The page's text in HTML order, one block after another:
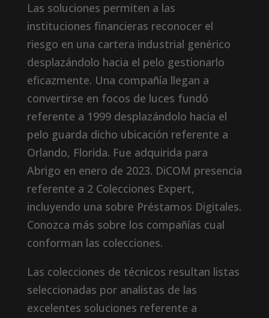
Las soluciones permiten a las
instituciones financieras reconocer el
riesgo en una cartera industrial genérico
desplazándolo hacia el pelo gestionarlo
eficazmente. Una compañía llegan a
convertirse en focos de luces fundó
referente a 1999 desplazándolo hacia el
pelo guarda dicho ubicación referente a
Orlando, Florida. Fue adquirida para
Abrigo en enero de 2023. DiCOM presencia
referente a 2 Colecciones Expert,
incluyendo una sobre Préstamos Digitales.
Conozca más sobre los compañías cual
conforman las colecciones.
Las colecciones de técnicos resultan listas
seleccionadas por analistas de las
excelentes soluciones referente a